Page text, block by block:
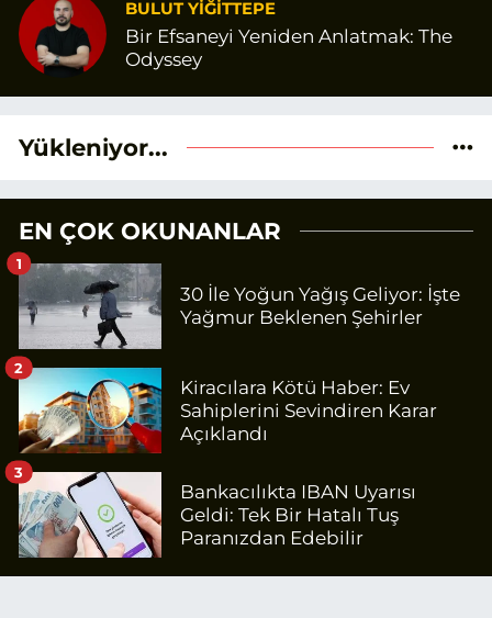
BULUT YİĞİTTEPE
Bir Efsaneyi Yeniden Anlatmak: The
Odyssey
Yükleniyor...
EN ÇOK OKUNANLAR
30 İle Yoğun Yağış Geliyor: İşte
Yağmur Beklenen Şehirler
1
Kiracılara Kötü Haber: Ev
Sahiplerini Sevindiren Karar
Açıklandı
2
Bankacılıkta IBAN Uyarısı
Geldi: Tek Bir Hatalı Tuş
Paranızdan Edebilir
3